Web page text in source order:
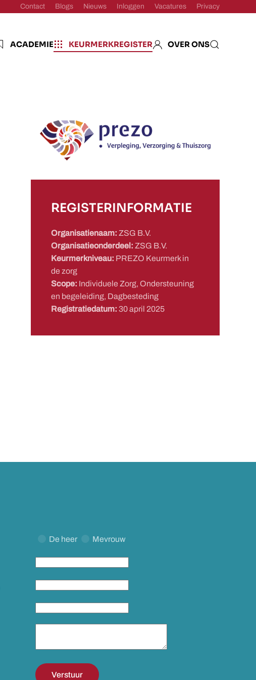
Contact Blogs Nieuws Inloggen Vacatures Privacy
ACADEMIE KEURMERKREGISTER OVER ONS
REGISTERINFORMATIE
Organisatienaam: ZSG B.V.
Organisatieonderdeel: ZSG B.V.
Keurmerkniveau: PREZO Keurmerk in
de zorg
Scope: Individuele Zorg, Ondersteuning
en begeleiding, Dagbesteding
Registratiedatum:30 april 2025
De heer Mevrouw
Verstuur